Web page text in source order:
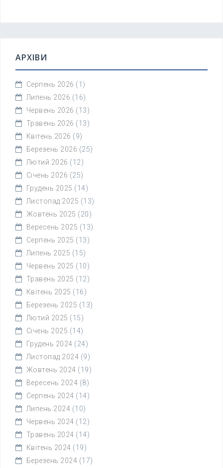
АРХІВИ
Серпень 2026 (1)
Липень 2026 (16)
Червень 2026 (13)
Травень 2026 (13)
Квітень 2026 (9)
Березень 2026 (25)
Лютий 2026 (12)
Січень 2026 (25)
Грудень 2025 (14)
Листопад 2025 (13)
Жовтень 2025 (20)
Вересень 2025 (13)
Серпень 2025 (13)
Липень 2025 (15)
Червень 2025 (10)
Травень 2025 (12)
Квітень 2025 (16)
Березень 2025 (13)
Лютий 2025 (15)
Січень 2025 (14)
Грудень 2024 (24)
Листопад 2024 (9)
Жовтень 2024 (19)
Вересень 2024 (8)
Серпень 2024 (14)
Липень 2024 (10)
Червень 2024 (12)
Травень 2024 (14)
Квітень 2024 (19)
Березень 2024 (17)